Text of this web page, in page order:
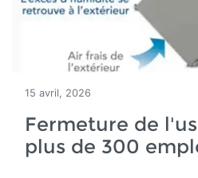
15 avril, 2026
Fermeture de
plus de 300